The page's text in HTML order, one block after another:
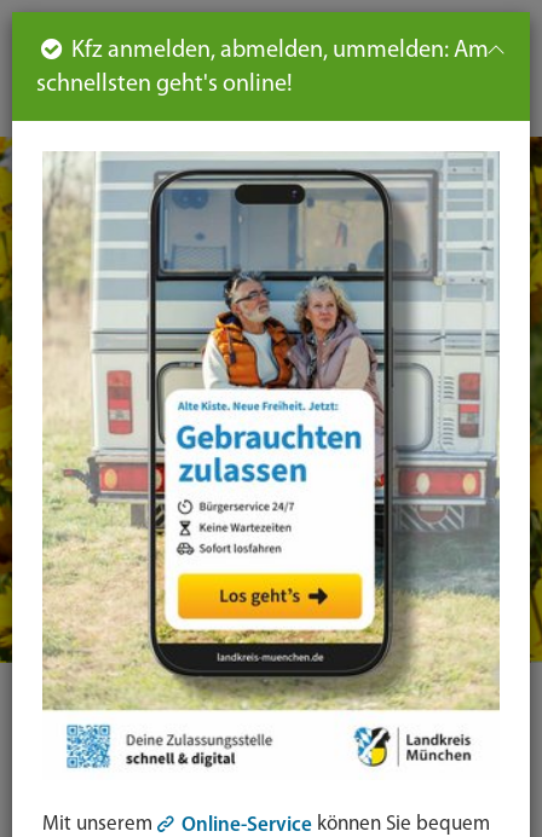
DE
Ihre Suche
Seiteninhalt
Hauptnavigation
Seitennavigation
leichte
Sprache
Kfz anmelden, abmelden, ummelden: Am
schnellsten geht's online!
Mit unserem Online-Service können Sie bequem